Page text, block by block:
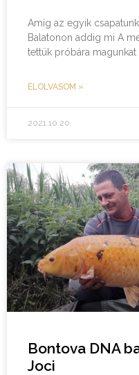
Amíg az egyik
Balatonon addig mi A
tettük próbára magunkat
ELOLVASOM »
2021.10.20.
Bontova DNA
Joci